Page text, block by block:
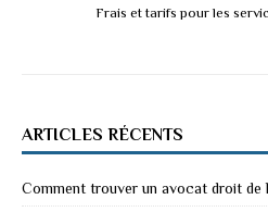
Frais et tarifs pour les
ARTICLES RÉCENTS
Comment trouver un avocat droit de